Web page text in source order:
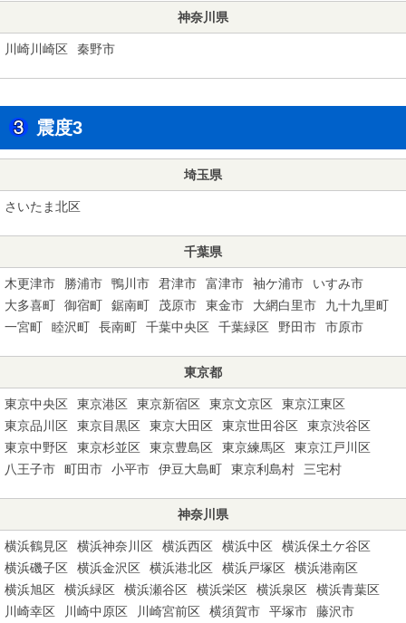
神奈川県
川崎川崎区 秦野市
震度3
埼玉県
さいたま北区
千葉県
木更津市 勝浦市 鴨川市 君津市 富津市 袖ケ浦市
いすみ市
大多喜町
御宿町 鋸南町 茂原市 東金市 大網白里市
九十九里町
一宮町
睦沢町 長南町 千葉中央区 千葉緑区 野田市 市原市
東京都
東京中央区 東京港区 東京新宿区 東京文京区
東京江東区
東京品川区
東京目黒区 東京大田区 東京世田谷区
東京渋谷区
東京中野区
東京杉並区 東京豊島区 東京練馬区
東京江戸川区
八王子市
町田市 小平市 伊豆大島町 東京利島村 三宅村
神奈川県
横浜鶴見区 横浜神奈川区 横浜西区 横浜中区
横浜保土ケ谷区
横浜磯子区
横浜金沢区 横浜港北区 横浜戸塚区
横浜港南区
横浜旭区
横浜緑区 横浜瀬谷区 横浜栄区 横浜泉区
横浜青葉区
川崎幸区
川崎中原区 川崎宮前区 横須賀市 平塚市
藤沢市